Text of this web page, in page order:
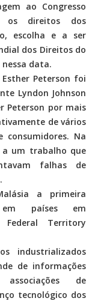
ao Congresso
os direitos dos
escolha e a ser
dos Direitos do
data.
Peterson foi
Lyndon Johnson
Peterson por mais
de vários
consumidores. Na
a um trabalho que
falhas de
a primeira
em países em
Territory
industrializados
de informações
associações de
tecnológico dos